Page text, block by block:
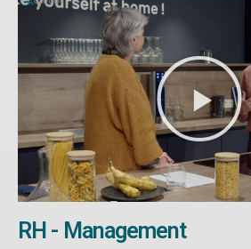
RH - Management